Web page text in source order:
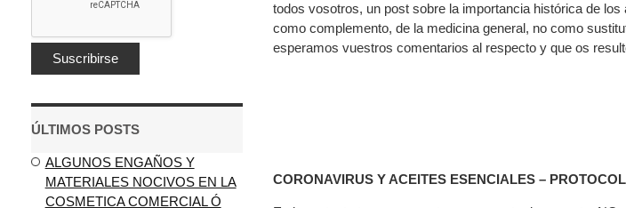
ÚLTIMOS POSTS
ALGUNOS ENGAÑOS Y
MATERIALES NOCIVOS EN LA
COSMETICA COMERCIAL Ó
todos vosotros, un post sobre la importancia histórica de
como complemento, de la medicina general, no como
esperamos vuestros comentarios al respecto y que os
CORONAVIRUS Y ACEITES ESENCIALES –